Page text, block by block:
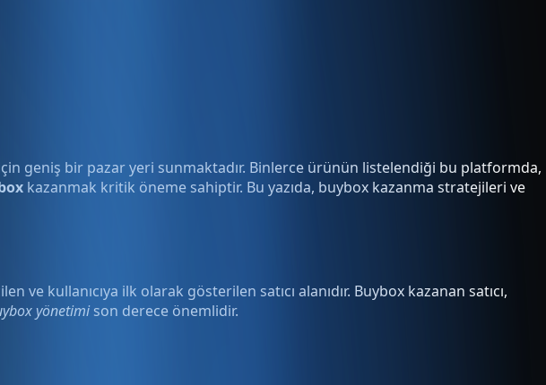
geniş bir pazar yeri sunmaktadır. Binlerce ürünün listelendiği bu platformda,
kazanmak kritik öneme sahiptir. Bu yazıda, buybox kazanma stratejileri ve
kullanıcıya ilk olarak gösterilen satıcı alanıdır. Buybox kazanan satıcı,
yönetimison derece önemlidir.